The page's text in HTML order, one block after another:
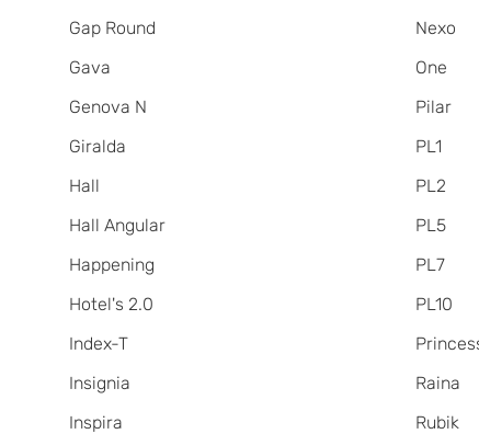
Gap Round
Gava
Genova N
Giralda
Hall
Hall Angular
Happening
Hotel's 2.0
Index-T
Insignia
Inspira
Nexo
One
Pilar
PL1
PL2
PL5
PL7
PL10
Raina
Rubik